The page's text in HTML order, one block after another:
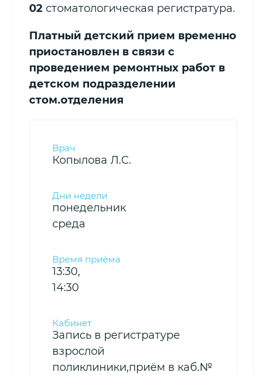
02 стоматологическая регистратура.
Платный детский прием временно
приостановлен в связи с
проведением ремонтных работ в
детском подразделении
стом.отделения
Копылова Л.С.
понедельник
среда
13:30,
14:30
Запись в регистратуре
взрослой
поликлиники,приём в каб.№